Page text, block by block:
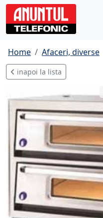
Home Afaceri, diverse
inapoi la lista